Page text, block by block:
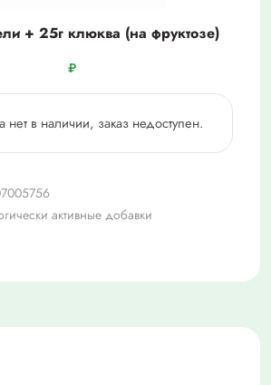
+ 25г клюква (на фруктозе)
₽
нет в наличии, заказ недоступен.
активные добавки